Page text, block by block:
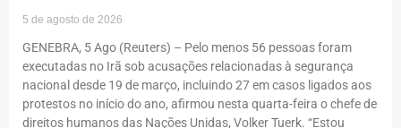
5 de agosto de 2026
GENEBRA, 5 Ago (Reuters) – Pelo menos 56 pessoas foram
executadas no Irã sob acusações relacionadas à segurança
nacional desde 19 de março, incluindo 27 em casos ligados aos
protestos no início do ano, afirmou nesta quarta-feira o chefe de
direitos humanos das Nações Unidas, Volker Tuerk. “Estou